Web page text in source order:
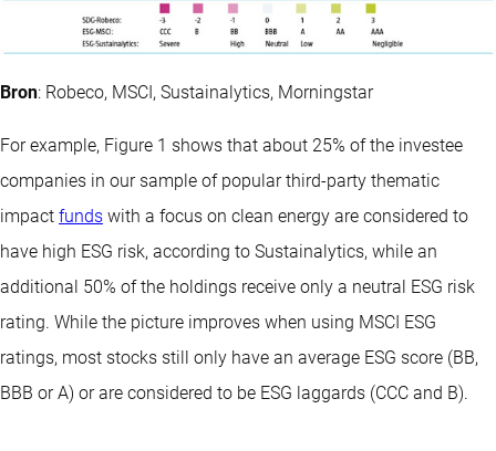
Bron: Robeco, MSCI, Sustainalytics, Morningstar
For example, Figure 1 shows that about 25% of the investee
companies in our sample of popular third-party thematic
impact funds with a focus on clean energy are considered to
have high ESG risk, according to Sustainalytics, while an
additional 50% of the holdings receive only a neutral ESG risk
rating. While the picture improves when using MSCI ESG
ratings, most stocks still only have an average ESG score (BB,
BBB or A) or are considered to be ESG laggards (CCC and B).